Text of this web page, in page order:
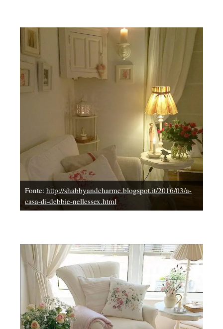
Fonte: http://shabbyandcharme.blogspot.it/2016/03/a-
casa-di-debbie-nellessex.html